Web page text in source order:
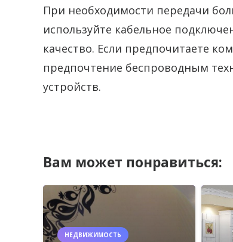
При необходимости передачи
используйте кабельное
качество. Если предпочитаете
предпочтение беспроводным
устройств.
Вам может понравиться:
НЕДВИЖИМОСТЬ